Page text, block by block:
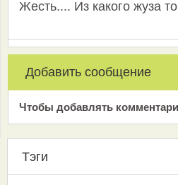
Жесть.... Из какого жуза
Добавить сообщение
Чтобы добавлять
Тэги